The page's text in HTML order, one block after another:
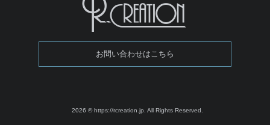
お問い合わせはこちら
2026 © https://rcreation.jp. All Rights Reserved.